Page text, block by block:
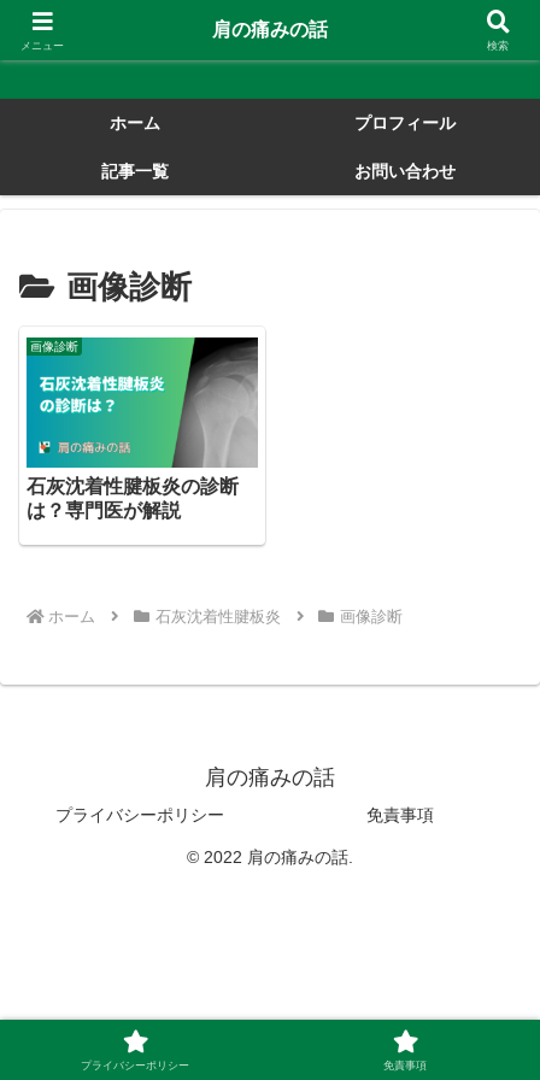
肩の痛みの話
ホーム プロフィール
記事一覧 お問い合わせ
画像診断
画像診断
石灰沈着性腱板炎の診断
は？専門医が解説
ホーム 石灰沈着性腱板炎 画像診断
肩の痛みの話
プライバシーポリシー 免責事項
© 2022 肩の痛みの話.
メニュー
肩の痛みの話
検索
プライバシーポリシー 免責事項